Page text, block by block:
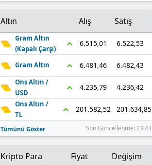
Erzurum
Gaziantep
Giresun
Gümüşhane
Hakkari
Altın Alış Satış
Gram Altın
(Kapalı Çarşı)
6.515,01 6.522,53
Gram Altın 6.481,46 6.482,43
Ons Altın /
USD
4.235,79 4.236,42
Ons Altın /
TL
201.582,52 201.634,85
Tümünü Göster Son Güncellenme: 23:43
Kripto Para Fiyat Değişim